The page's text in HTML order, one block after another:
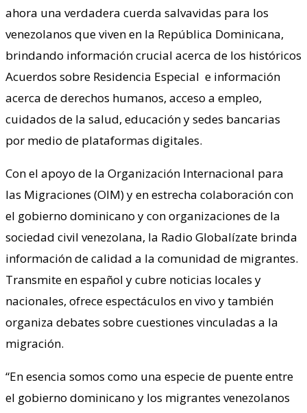
ahora una verdadera cuerda salvavidas para los
venezolanos que viven en la República Dominicana,
brindando información crucial acerca de los históricos
Acuerdos sobre Residencia Especial e información
acerca de derechos humanos, acceso a empleo,
cuidados de la salud, educación y sedes bancarias
por medio de plataformas digitales.
Con el apoyo de la Organización Internacional para
las Migraciones (OIM) y en estrecha colaboración con
el gobierno dominicano y con organizaciones de la
sociedad civil venezolana, la Radio Globalízate brinda
información de calidad a la comunidad de migrantes.
Transmite en español y cubre noticias locales y
nacionales, ofrece espectáculos en vivo y también
organiza debates sobre cuestiones vinculadas a la
migración.
“En esencia somos como una especie de puente entre
el gobierno dominicano y los migrantes venezolanos